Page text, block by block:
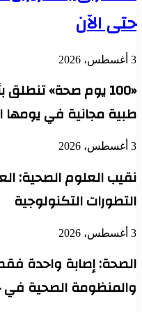
حتى الآن
3 أغسطس، 2026
طبية مجانية في يومها
3 أغسطس، 2026
نقيب العلوم الصحية:
التطورات التكنولوجية
3 أغسطس، 2026
الصحة: إصابة واحدة فقط
والمنظومة الصحية في